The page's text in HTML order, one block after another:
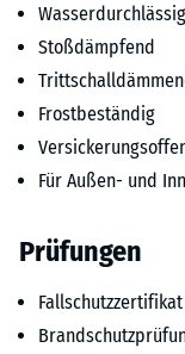
Wasserdurchlässig
Stoßdämpfend
Frostbeständig
Für Außen- und
Prüfungen
Fallschutzzertifikat